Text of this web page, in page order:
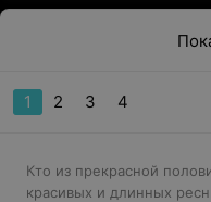
1 2 3 4
Кто из прекрасной
красивых и длинных